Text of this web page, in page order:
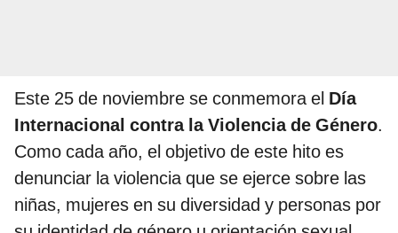
Este 25 de noviembre se conmemora el Día
Internacional contra la Violencia de Género.
Como cada año, el objetivo de este hito es
denunciar la violencia que se ejerce sobre las
niñas, mujeres en su diversidad y personas por